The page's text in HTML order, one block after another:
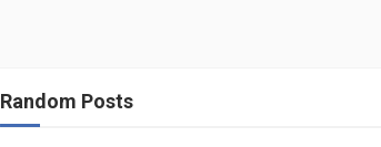
Random Posts